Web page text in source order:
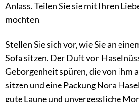
Anlass. Teilen Sie sie mit Ihren
möchten.
Stellen Sie sich vor, wie Sie an
Sofa sitzen. Der Duft von
Geborgenheit spüren, die von ihm
sitzen und eine Packung Nora
gute Laune und unvergessliche